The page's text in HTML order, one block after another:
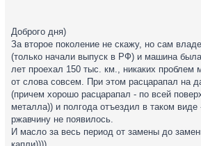
Доброго дня)
За второе поколение не скажу, но сам
(только начали выпуск в РФ) и машина
лет проехал 150 тыс. км., никаких проблем
от слова совсем. При этом расцарапал на
(причем хорошо расцарапал - по всей
металла)) и полгода отъездил в таком
ржавчину не появилось.
И масло за весь период от замены до